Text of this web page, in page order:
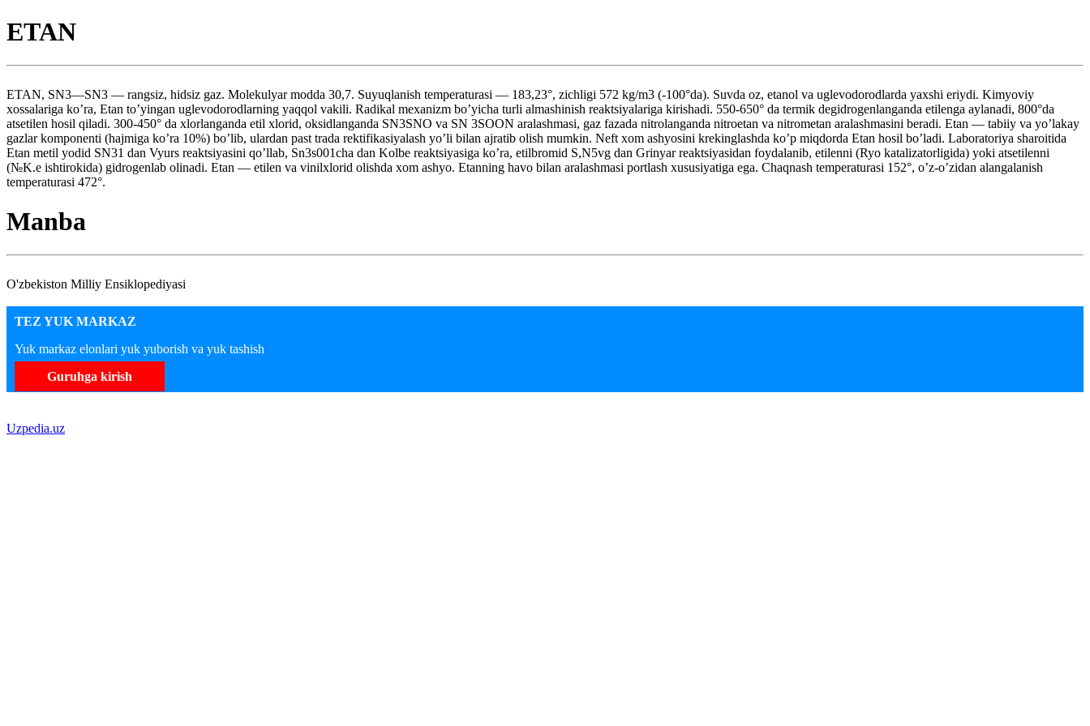
ETAN
ETAN, SN3—SN3 — rangsiz, hidsiz gaz. Molekulyar modda 30,7. Suyuqlanish temperaturasi — 183,23°, zichligi 572 kg/m3 (-100°da). Suvda oz, etanol va uglevodorodlarda yaxshi eriydi. Kimyoviy
xossalariga ko’ra, Etan to’yingan uglevodorodlarning yaqqol vakili. Radikal mexanizm bo’yicha turli almashinish reaktsiyalariga kirishadi. 550-650° da termik degidrogenlanganda etilenga aylanadi, 800°da
atsetilen hosil qiladi. 300-450° da xlorlanganda etil xlorid, oksidlanganda SN3SNO va SN 3SOON aralashmasi, gaz fazada nitrolanganda nitroetan va nitrometan aralashmasini beradi. Etan — tabiiy va yo’lakay
gazlar komponenti (hajmiga ko’ra 10%) bo’lib, ulardan past trada rektifikasiyalash yo’li bilan ajratib olish mumkin. Neft xom ashyosini krekinglashda ko’p miqdorda Etan hosil bo’ladi. Laboratoriya sharoitida
Etan metil yodid SN31 dan Vyurs reaktsiyasini qo’llab, Sn3s001cha dan Kolbe reaktsiyasiga ko’ra, etilbromid S,N5vg dan Grinyar reaktsiyasidan foydalanib, etilenni (Ryo katalizatorligida) yoki atsetilenni
(№K.e ishtirokida) gidrogenlab olinadi. Etan — etilen va vinilxlorid olishda xom ashyo. Etanning havo bilan aralashmasi portlash xususiyatiga ega. Chaqnash temperaturasi 152°, o’z-o’zidan alangalanish
temperaturasi 472°.
Manba
O'zbekiston Milliy Ensiklopediyasi
TEZ YUK MARKAZ
Yuk markaz elonlari yuk yuborish va yuk tashish
Guruhga kirish
Uzpedia.uz